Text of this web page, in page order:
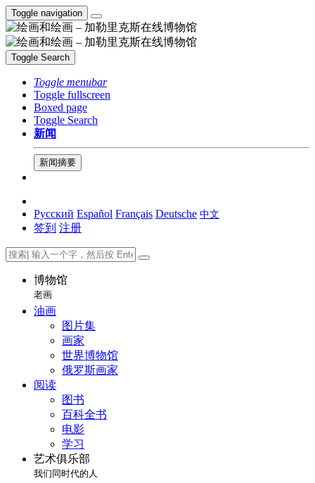
Toggle navigation
Toggle Search
Toggle menubar
Toggle fullscreen
Boxed page
Toggle Search
新闻
新闻摘要
Русский Español Français Deutsche 中文
签到 注册
博物馆
老画
油画
图片集
画家
世界博物馆
俄罗斯画家
阅读
图书
百科全书
电影
学习
艺术俱乐部
我们同时代的人